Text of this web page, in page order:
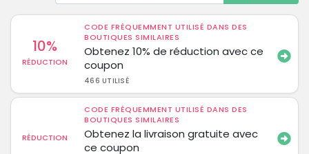
10%
RÉDUCTION
CODE FRÉQUEMMENT UTILISÉ DANS DES
BOUTIQUES SIMILAIRES
Obtenez 10% de réduction avec ce
coupon
466 UTILISÉ
RÉDUCTION
CODE FRÉQUEMMENT UTILISÉ DANS DES
BOUTIQUES SIMILAIRES
Obtenez la livraison gratuite avec
ce coupon